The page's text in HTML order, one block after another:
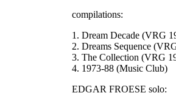
compilations:
1. Dream Decade (VRG
2. Dreams Sequence
3. The Collection (VRG
4. 1973-88 (Music Club)
EDGAR FROESE solo: